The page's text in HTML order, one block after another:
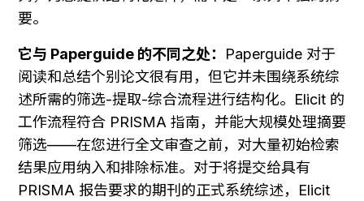
要。
它与 Paperguide 的不同之处： Paperguide 对于
阅读和总结个别论文很有用，但它并未围绕系统综
述所需的筛选-提取-综合流程进行结构化。Elicit 的
工作流程符合 PRISMA 指南，并能大规模处理摘要
筛选——在您进行全文审查之前，对大量初始检索
结果应用纳入和排除标准。对于将提交给具有
PRISMA 报告要求的期刊的正式系统综述，Elicit